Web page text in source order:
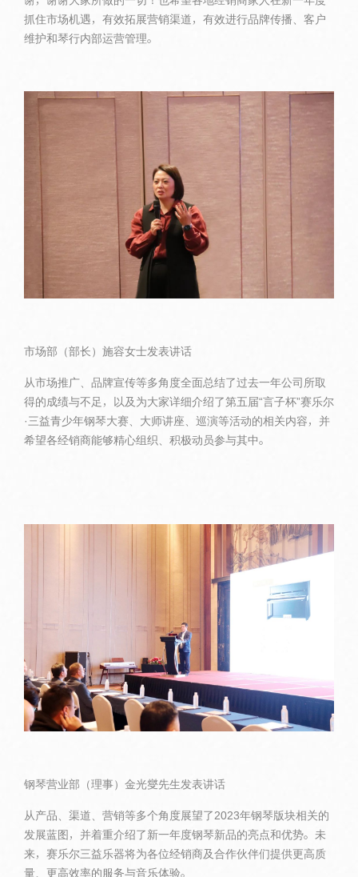
抓住市场机遇，有效拓展营销渠道，有效进行品牌传播、客户
维护和琴行内部运营管理。
市场部（部长）施容女士发表讲话
从市场推广、品牌宣传等多角度全面总结了过去一年公司所取
得的成绩与不足，以及为大家详细介绍了第五届“言子杯”赛乐尔
·三益青少年钢琴大赛、大师讲座、巡演等活动的相关内容，并
希望各经销商能够精心组织、积极动员参与其中。
钢琴营业部（理事）金光燮先生发表讲话
从产品、渠道、营销等多个角度展望了2023年钢琴版块相关的
发展蓝图，并着重介绍了新一年度钢琴新品的亮点和优势。未
来，赛乐尔三益乐器将为各位经销商及合作伙伴们提供更高质
量、更高效率的服务与音乐体验。